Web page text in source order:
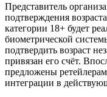
Представитель
подтверждения
категории 18+ будет
биометрической
подтвердить возраст
привязан его счёт.
предложены
интеграции в